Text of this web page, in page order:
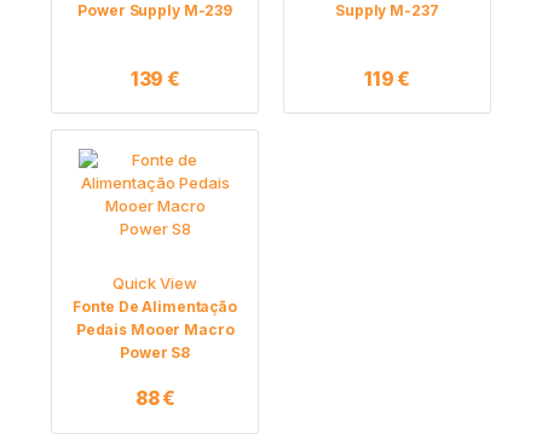
Power Supply M-239
139 €
Supply M-237
119€
Quick View
Fonte De Alimentação
Pedais Mooer Macro
Power S8
88€